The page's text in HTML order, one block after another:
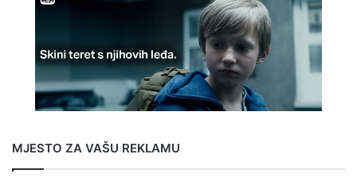
MJESTO ZA VAŠU REKLAMU